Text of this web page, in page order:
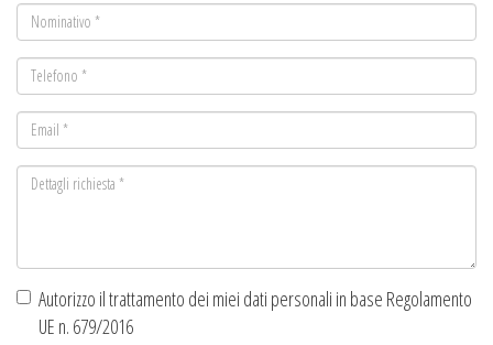
Nominativo
*
Telefono
*
Email
*
Dettagli
Autorizzo il trattamento dei miei dati personali in base Regolamento
UE n. 679/2016